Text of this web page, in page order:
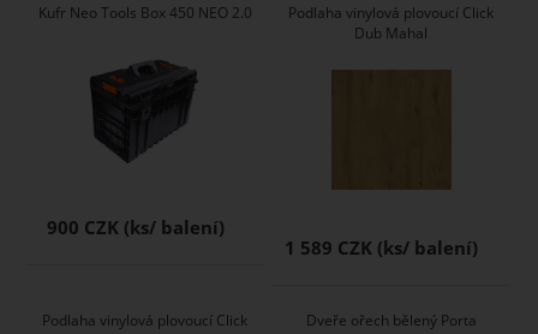
Kufr Neo Tools Box 450 NEO 2.0
900 CZK
Podlaha vinylová plovoucí Click
Dub Mahal
1 589 CZK
Podlaha vinylová plovoucí Click
Dveře ořech bělený Porta